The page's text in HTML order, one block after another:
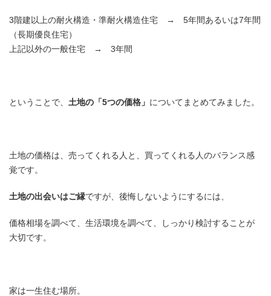
3階建以上の耐火構造・準耐火構造住宅 → 5年間あるいは7年間
（長期優良住宅）
上記以外の一般住宅 → 3年間
ということで、 土地の「5つの価格」 についてまとめてみました。
土地の価格は、売ってくれる人と、買ってくれる人のバランス感
覚です。
土地の出会いはご縁ですが、後悔しないようにするには、
価格相場を調べて、生活環境を調べて、しっかり検討することが
大切です。
家は一生住む場所。